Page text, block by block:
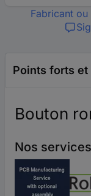
Fabricant
Points forts et
Bouton
Nos